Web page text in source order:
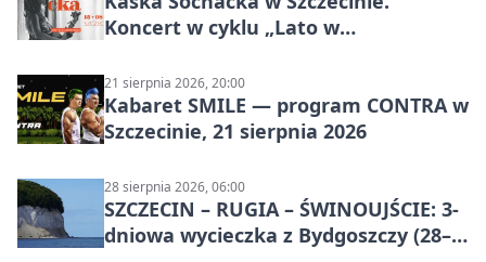
Koncert w cyklu „Lato w
21 sierpnia 2026, 20:00
Kabaret SMILE — program CONTRA w
Szczecinie, 21 sierpnia 2026
28 sierpnia 2026, 06:00
SZCZECIN – RUGIA – ŚWINOUJŚCIE: 3-
dniowa wycieczka z Bydgoszczy (28–